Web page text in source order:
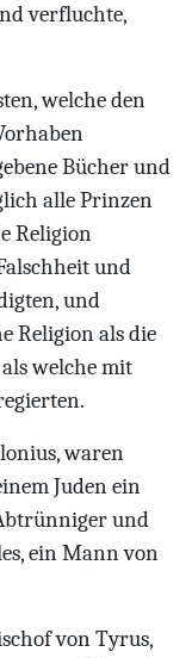
verfluchte,
welche den
Bücher und
alle Prinzen
Religion
und
und
Religion als die
als welche mit
waren
Juden ein
und
ein Mann von
von Tyrus,